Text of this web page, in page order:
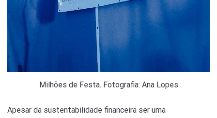
Milhões de Festa. Fotografia: Ana Lopes
Apesar da sustentabilidade financeira ser uma